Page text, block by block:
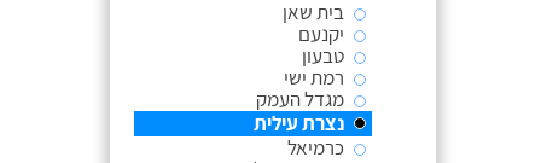
בית שאן
יקנעם
טבעון
רמת ישי
מגדל העמק
נצרת עילית
כרמיאל